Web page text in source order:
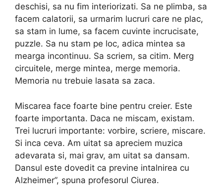
deschisi, sa nu fim interiorizati. Sa ne plimba, sa
facem calatorii, sa urmarim lucruri care ne plac,
sa stam in lume, sa facem cuvinte incrucisate,
puzzle. Sa nu stam pe loc, adica mintea sa
mearga incontinuu. Sa scriem, sa citim. Merg
circuitele, merge mintea, merge memoria.
Memoria nu trebuie lasata sa zaca.
Miscarea face foarte bine pentru creier. Este
foarte importanta. Daca ne miscam, existam.
Trei lucruri importante: vorbire, scriere, miscare.
Si inca ceva. Am uitat sa apreciem muzica
adevarata si, mai grav, am uitat sa dansam.
Dansul este dovedit ca previne intalnirea cu
Alzheimer”, spuna profesorul Ciurea.